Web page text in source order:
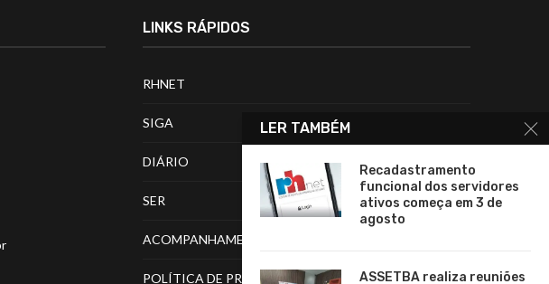
LINKS RÁPIDOS
RHNET
SIGA
DIÁRIO
SER
ACOMPANHAMENTO DE PROCESSOS
POLÍTICA DE PRIVACIDADE
LER TAMBÉM
Recadastramento
funcional dos servidores
ativos começa em 3 de
agosto
ASSETBA realiza reuniões